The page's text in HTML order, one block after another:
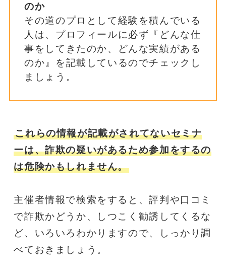
のか
その道のプロとして経験を積んでいる
人は、プロフィールに必ず『どんな仕
事をしてきたのか、どんな実績がある
のか』を記載しているのでチェックし
ましょう。
これらの情報が記載がされてないセミナ
ーは、詐欺の疑いがあるため参加をするの
は危険かもしれません。
主催者情報で検索をすると、評判や口コミ
で詐欺かどうか、しつこく勧誘してくるな
ど、いろいろわかりますので、しっかり調
べておきましょう。